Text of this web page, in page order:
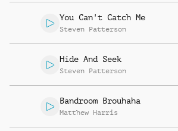
You Can't Catch Me
Steven Patterson
Hide And Seek
Steven Patterson
Bandroom Brouhaha
Matthew Harris